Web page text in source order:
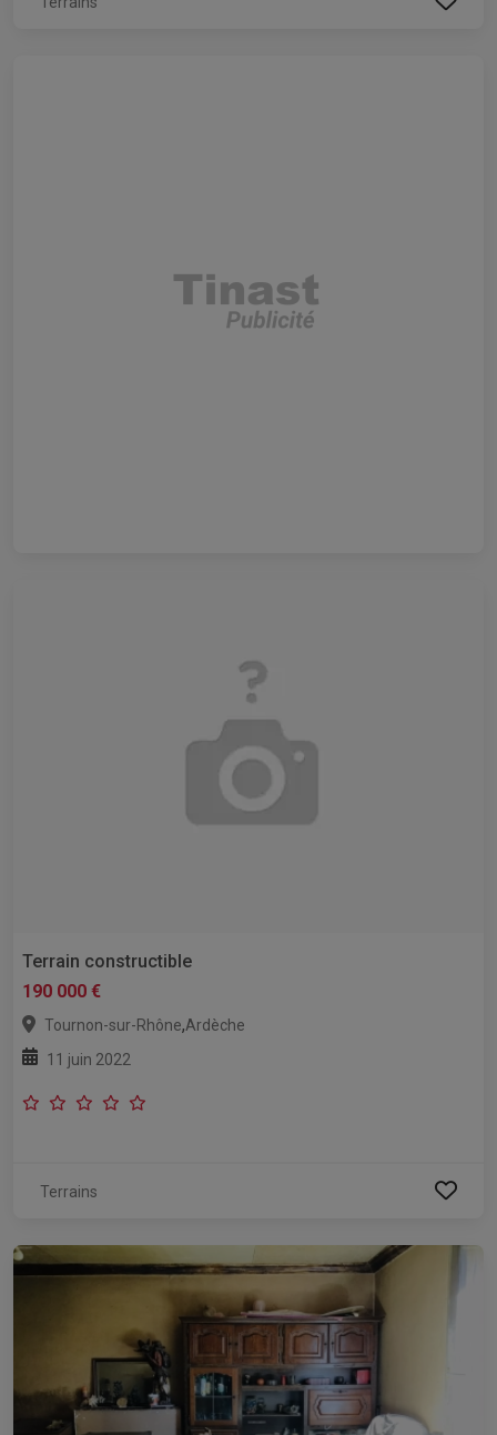
Terrain constructible
190 000 €
Tournon-sur-Rhône,Ardèche
11 juin 2022
Terrains